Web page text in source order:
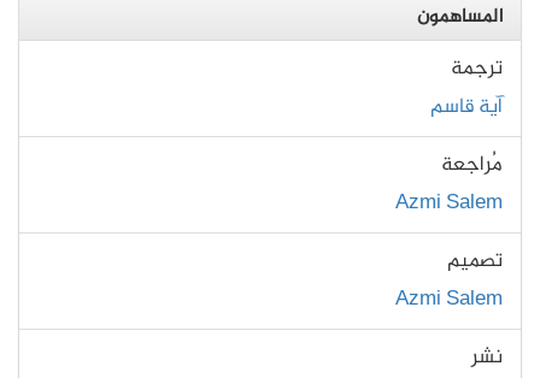
المساهمون
ترجمة
آية قاسم
مُراجعة
Azmi Salem
تصميم
Azmi Salem
نشر